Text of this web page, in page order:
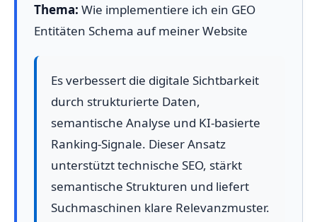
Thema: Wie implementiere ich ein GEO
Entitäten Schema auf meiner Website
Es verbessert die digitale Sichtbarkeit
durch strukturierte Daten,
semantische Analyse und KI-basierte
Ranking-Signale. Dieser Ansatz
unterstützt technische SEO, stärkt
semantische Strukturen und liefert
Suchmaschinen klare Relevanzmuster.